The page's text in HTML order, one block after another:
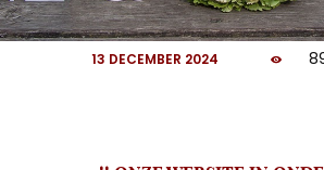
13 DECEMBER 2024